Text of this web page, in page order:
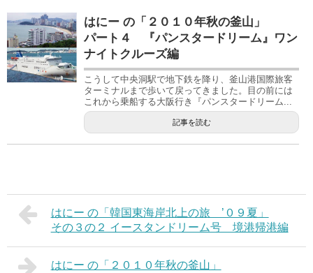
はにー の「２０１０年秋の釜山」
パート４ 『パンスタードリーム』ワン
ナイトクルーズ編
こうして中央洞駅で地下鉄を降り、釜山港国際旅客
ターミナルまで歩いて戻ってきました。目の前には
これから乗船する大阪行き『パンスタードリーム...
記事を読む
はにー の「韓国東海岸北上の旅 ’０９夏」
その３の２ イースタンドリーム号 境港帰港編
はにー の「２０１０年秋の釜山」